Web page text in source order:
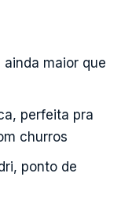
maior que
perfeita pra
churros
ponto de